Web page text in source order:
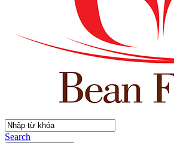
Search